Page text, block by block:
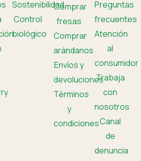
Sostenibilidad
Control
biológico
Comprar
fresas
Comprar
arándanos
Envíos y
devoluciones
Términos
y
condiciones
Preguntas
frecuentes
Atención
al
consumidor
Trabaja
con
nosotros
Canal
de
denuncia